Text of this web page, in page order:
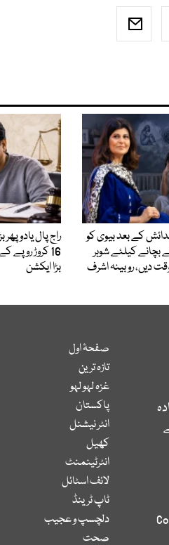
کے بعد بیوی کو
بچانے کیلئے شوہر
دیں، روبینہ اشرف
راج پال یادو
16 کروڑ
بڑا ایکشن
صفحۂ اول
تازہ ترین
غزہ لہو لہو
پاکستان
انٹر نیشنل
کھیل
انٹرٹینمنٹ
لائف اسٹائل
ٹاپ ٹرینڈ
دلچسپ و عجیب
صحت